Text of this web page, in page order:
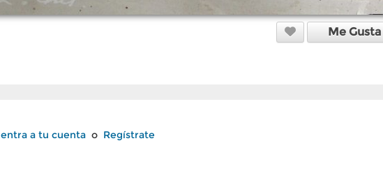
Me Gusta
entra a tu cuenta o Regístrate